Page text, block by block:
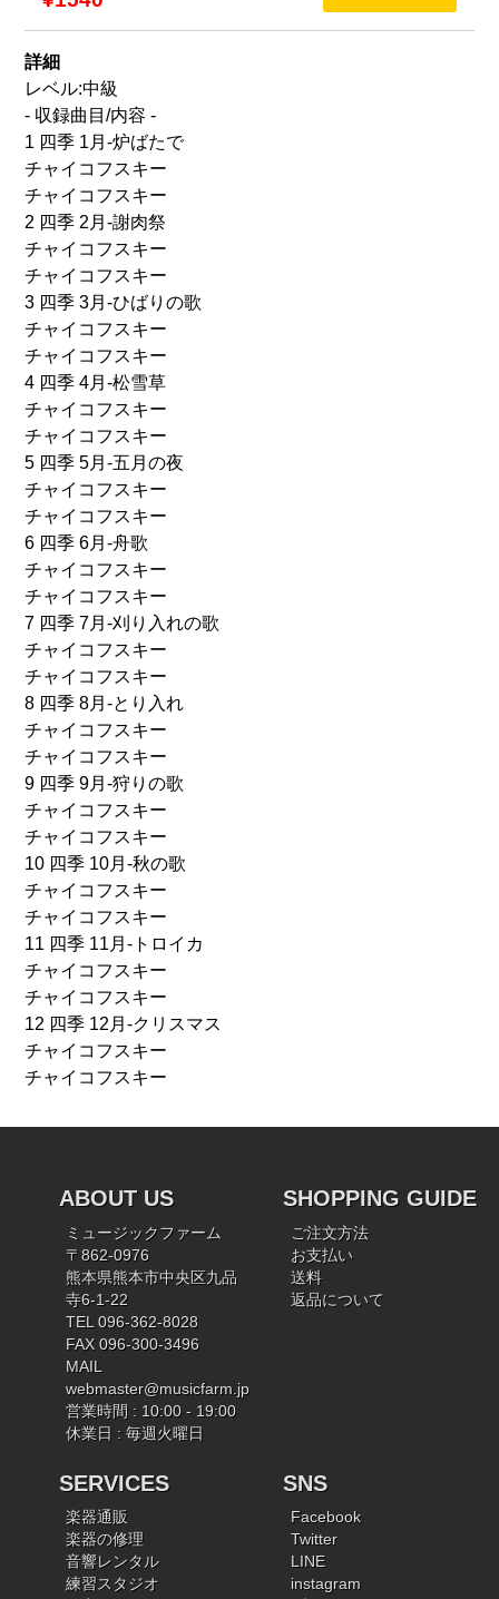
詳細
レベル:中級
- 収録曲目/内容 -
1 四季 1月-炉ばたで
チャイコフスキー
チャイコフスキー
2 四季 2月-謝肉祭
チャイコフスキー
チャイコフスキー
3 四季 3月-ひばりの歌
チャイコフスキー
チャイコフスキー
4 四季 4月-松雪草
チャイコフスキー
チャイコフスキー
5 四季 5月-五月の夜
チャイコフスキー
チャイコフスキー
6 四季 6月-舟歌
チャイコフスキー
チャイコフスキー
7 四季 7月-刈り入れの歌
チャイコフスキー
チャイコフスキー
8 四季 8月-とり入れ
チャイコフスキー
チャイコフスキー
9 四季 9月-狩りの歌
チャイコフスキー
チャイコフスキー
10 四季 10月-秋の歌
チャイコフスキー
チャイコフスキー
11 四季 11月-トロイカ
チャイコフスキー
チャイコフスキー
12 四季 12月-クリスマス
チャイコフスキー
チャイコフスキー
ABOUT US
ミュージックファーム
〒862-0976
熊本県熊本市中央区九品
寺6-1-22
TEL 096-362-8028
FAX 096-300-3496
MAIL
webmaster@musicfarm.jp
営業時間 : 10:00 - 19:00
休業日 : 毎週火曜日
SHOPPING GUIDE
ご注文方法
お支払い
送料
返品について
SERVICES
楽器通販
楽器の修理
音響レンタル
練習スタジオ
SNS
Facebook
Twitter
LINE
instagram